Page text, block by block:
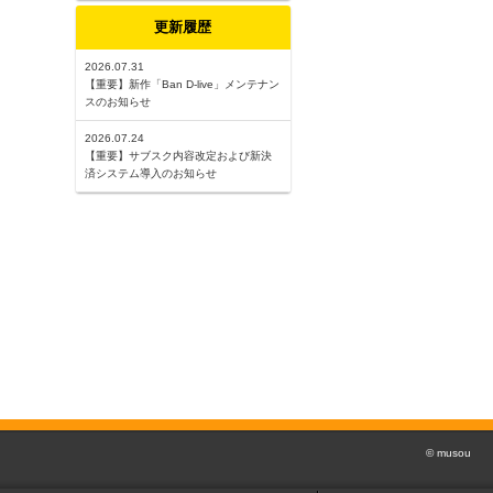
更新履歴
2026.07.31
【重要】新作「Ban D-live」メンテナン
スのお知らせ
2026.07.24
【重要】サブスク内容改定および新決
済システム導入のお知らせ
© musou